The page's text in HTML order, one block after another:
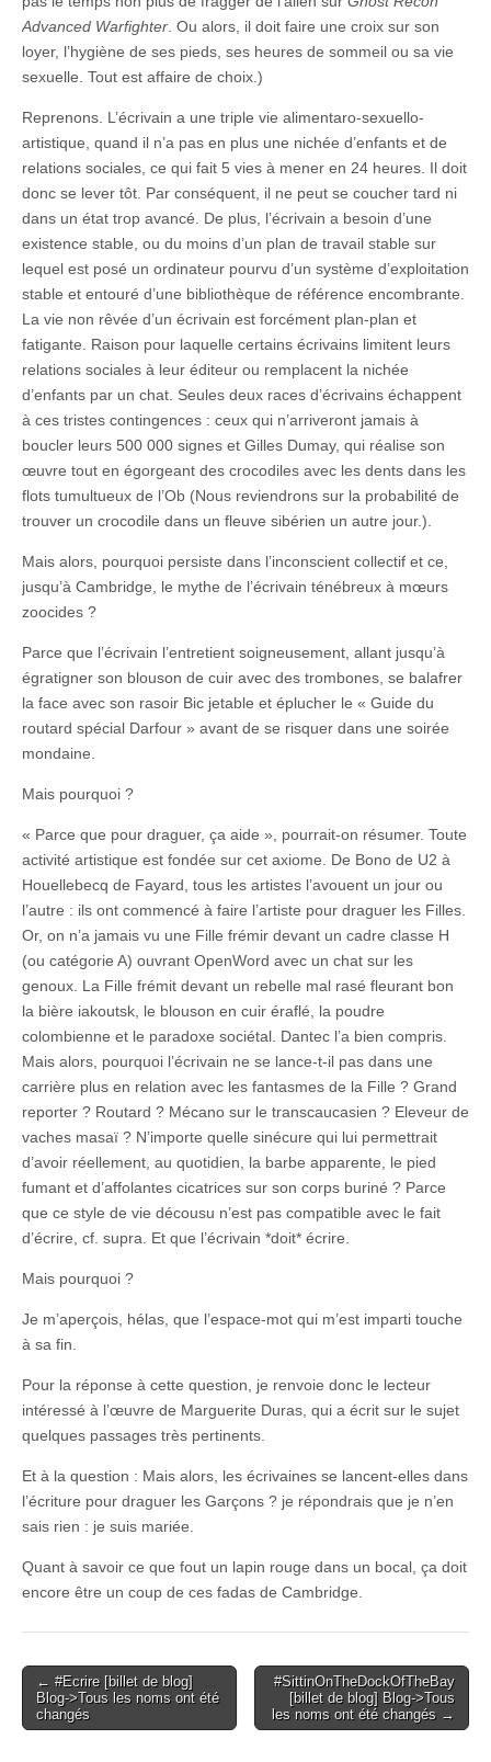
Advanced Warfighter . Ou alors, il doit faire une croix sur son
loyer, l’hygiène de ses pieds, ses heures de sommeil ou sa vie
sexuelle. Tout est affaire de choix.)
Reprenons. L’écrivain a une triple vie alimentaro-sexuello-
artistique, quand il n’a pas en plus une nichée d’enfants et de
relations sociales, ce qui fait 5 vies à mener en 24 heures. Il doit
donc se lever tôt. Par conséquent, il ne peut se coucher tard ni
dans un état trop avancé. De plus, l’écrivain a besoin d’une
existence stable, ou du moins d’un plan de travail stable sur
lequel est posé un ordinateur pourvu d’un système d’exploitation
stable et entouré d’une bibliothèque de référence encombrante.
La vie non rêvée d’un écrivain est forcément plan-plan et
fatigante. Raison pour laquelle certains écrivains limitent leurs
relations sociales à leur éditeur ou remplacent la nichée
d’enfants par un chat. Seules deux races d’écrivains échappent
à ces tristes contingences : ceux qui n’arriveront jamais à
boucler leurs 500 000 signes et Gilles Dumay, qui réalise son
œuvre tout en égorgeant des crocodiles avec les dents dans les
flots tumultueux de l’Ob (Nous reviendrons sur la probabilité de
trouver un crocodile dans un fleuve sibérien un autre jour.).
Mais alors, pourquoi persiste dans l’inconscient collectif et ce,
jusqu’à Cambridge, le mythe de l’écrivain ténébreux à mœurs
zoocides ?
Parce que l’écrivain l’entretient soigneusement, allant jusqu’à
égratigner son blouson de cuir avec des trombones, se balafrer
la face avec son rasoir Bic jetable et éplucher le « Guide du
routard spécial Darfour » avant de se risquer dans une soirée
mondaine.
Mais pourquoi ?
« Parce que pour draguer, ça aide », pourrait-on résumer. Toute
activité artistique est fondée sur cet axiome. De Bono de U2 à
Houellebecq de Fayard, tous les artistes l’avouent un jour ou
l’autre : ils ont commencé à faire l’artiste pour draguer les Filles.
Or, on n’a jamais vu une Fille frémir devant un cadre classe H
(ou catégorie A) ouvrant OpenWord avec un chat sur les
genoux. La Fille frémit devant un rebelle mal rasé fleurant bon
la bière iakoutsk, le blouson en cuir éraflé, la poudre
colombienne et le paradoxe sociétal. Dantec l’a bien compris.
Mais alors, pourquoi l’écrivain ne se lance-t-il pas dans une
carrière plus en relation avec les fantasmes de la Fille ? Grand
reporter ? Routard ? Mécano sur le transcaucasien ? Eleveur de
vaches masaï ? N’importe quelle sinécure qui lui permettrait
d’avoir réellement, au quotidien, la barbe apparente, le pied
fumant et d’affolantes cicatrices sur son corps buriné ? Parce
que ce style de vie décousu n’est pas compatible avec le fait
d’écrire, cf. supra. Et que l’écrivain *doit* écrire.
Mais pourquoi ?
Je m’aperçois, hélas, que l’espace-mot qui m’est imparti touche
à sa fin.
Pour la réponse à cette question, je renvoie donc le lecteur
intéressé à l’œuvre de Marguerite Duras, qui a écrit sur le sujet
quelques passages très pertinents.
Et à la question : Mais alors, les écrivaines se lancent-elles dans
l’écriture pour draguer les Garçons ? je répondrais que je n’en
sais rien : je suis mariée.
Quant à savoir ce que fout un lapin rouge dans un bocal, ça doit
encore être un coup de ces fadas de Cambridge.
Post
navigation
← #Ecrire [billet de blog]
Blog->Tous les noms ont été
changés
#SittinOnTheDockOfTheBay
[billet de blog] Blog->Tous
les noms ont été changés →